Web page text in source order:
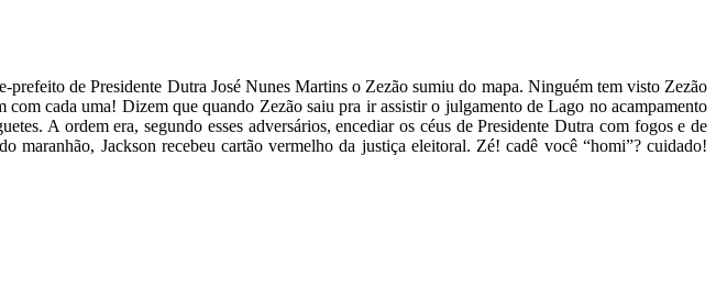
de Presidente Dutra José Nunes Martins o Zezão sumiu do mapa. Ninguém tem visto Zezão
cada uma! Dizem que quando Zezão saiu pra ir assistir o julgamento de Lago no acampamento
A ordem era, segundo esses adversários, encediar os céus de Presidente Dutra com fogos e de
Jackson recebeu cartão vermelho da justiça eleitoral. Zé! cadê você “homi”? cuidado!